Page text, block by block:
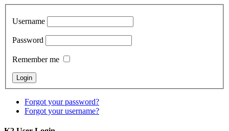
Username
Password
Remember me
Forgot your password?
Forgot your username?